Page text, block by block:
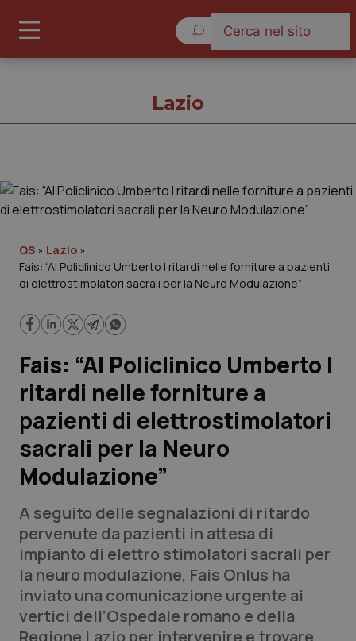
Governo e Parlamento
Regioni e Asl
Lavoro e Professioni
Scienza e Farmaci
Studi e Analisi
Lettere al direttore
Edizioni Regionali
QS Pro
Professionisti Sanitari.AI
Lazio
QS » Lazio »
Fais: “Al Policlinico Umberto I ritardi nelle forniture a pazienti
di elettrostimolatori sacrali per la Neuro Modulazione”
Fais: “Al Policlinico Umberto I
ritardi nelle forniture a
pazienti di elettrostimolatori
sacrali per la Neuro
Modulazione”
A seguito delle segnalazioni di ritardo
pervenute da pazienti in attesa di
impianto di elettro stimolatori sacrali per
la neuro modulazione, Fais Onlus ha
inviato una comunicazione urgente ai
vertici dell’Ospedale romano e della
Regione Lazio per intervenire e trovare